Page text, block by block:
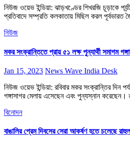
নিউজ ওয়েভ ইন্ডিয়া: ঝাড়খণ্ডের শিখরজি চূড়াকে
প্রতিবাদে সম্প্রতি কলকাতায় মিছিল করল
নিউজ
মকর সংক্রান্তিতে প্রায় ৫১ লক্ষ পুন্যার্থী সমাগম
Jan 15, 2023 News Wave India Desk
নিউজ ওয়েভ ইন্ডিয়া: রবিবার মকর সংক্রান্তির দিন
গঙ্গাসাগর মেলায় এসেছেন এবং পুন্যস্নান
বিনোদন
বাঙালির প্রেম দিবসের সেরা আকর্ষণ হতে চলেছে